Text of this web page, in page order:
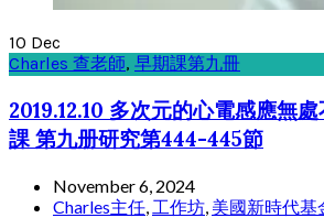
10 Dec
Charles 查老師, 早期課第九冊
2019.12.10 多次元的心電感應無
課 第九册研究第444-445節
November 6, 2024
Charles主任 工作坊 美國新時代基